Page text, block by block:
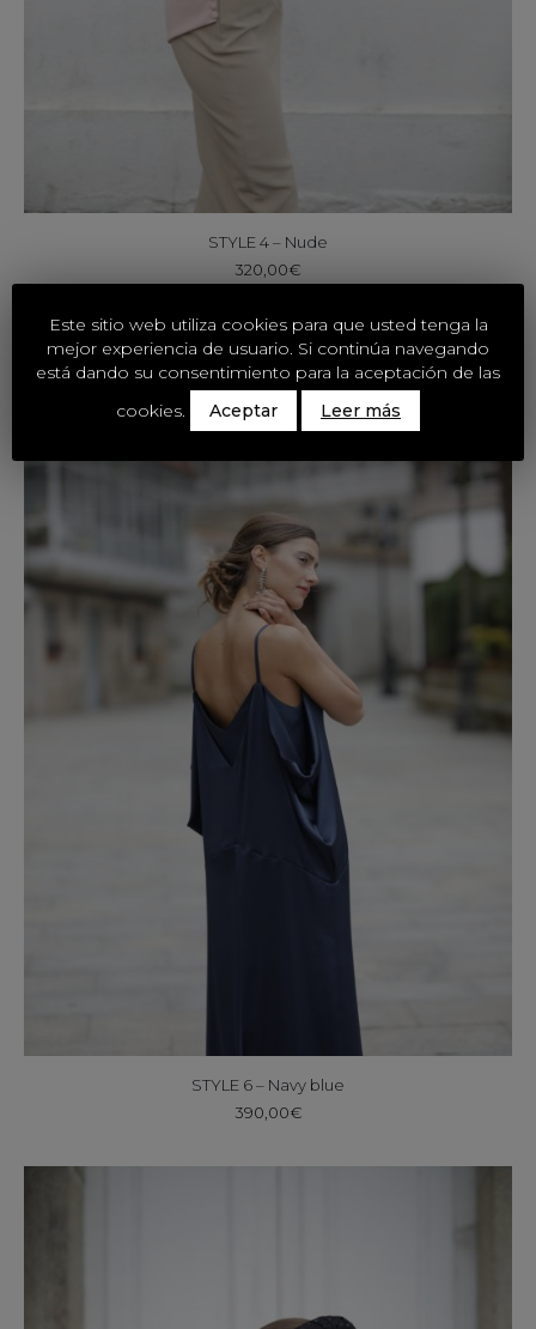
STYLE 4 – Nude
320,00€
STYLE 6 – Navy blue
390,00€
Este sitio web utiliza cookies para que usted tenga la
mejor experiencia de usuario. Si continúa navegando
está dando su consentimiento para la aceptación de las
cookies.
Aceptar Leer más